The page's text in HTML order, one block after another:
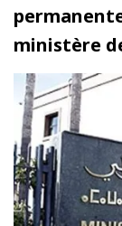
ministère